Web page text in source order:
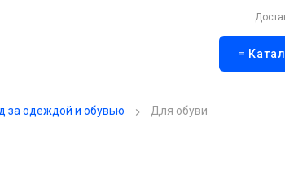
за одеждой и обувью Для обуви